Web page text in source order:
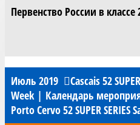
Первенство России в классе
Июль 2019
Cascais 52
Week| Календарь
Porto Cervo 52 SUPER SERIES